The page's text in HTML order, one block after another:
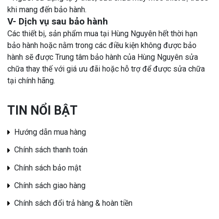
khi mang đến bảo hành.
V- Dịch vụ sau bảo hành
Các thiết bị, sản phẩm mua tại Hùng Nguyên hết thời hạn
bảo hành hoặc nằm trong các điều kiện không được bảo
hành sẽ được Trung tâm bảo hành của Hùng Nguyên sửa
chữa thay thế với giá ưu đãi hoặc hỗ trợ để được sửa chữa
tại chính hãng.
TIN NỔI BẬT
Hướng dẫn mua hàng
Chính sách thanh toán
Chính sách bảo mật
Chính sách giao hàng
Chính sách đổi trả hàng & hoàn tiền